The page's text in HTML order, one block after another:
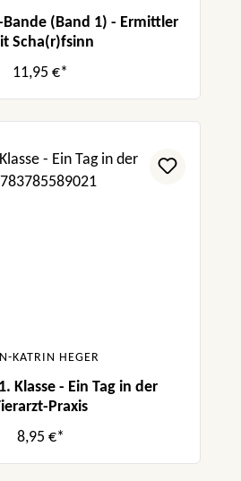
(Band 1) - Ermittler
Scha(r)fsinn
11,95 €*
KATRIN HEGER
Klasse - Ein Tag in der
Praxis
8,95 €*